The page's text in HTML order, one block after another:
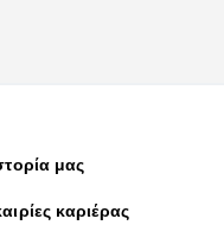
μας
καριέρας